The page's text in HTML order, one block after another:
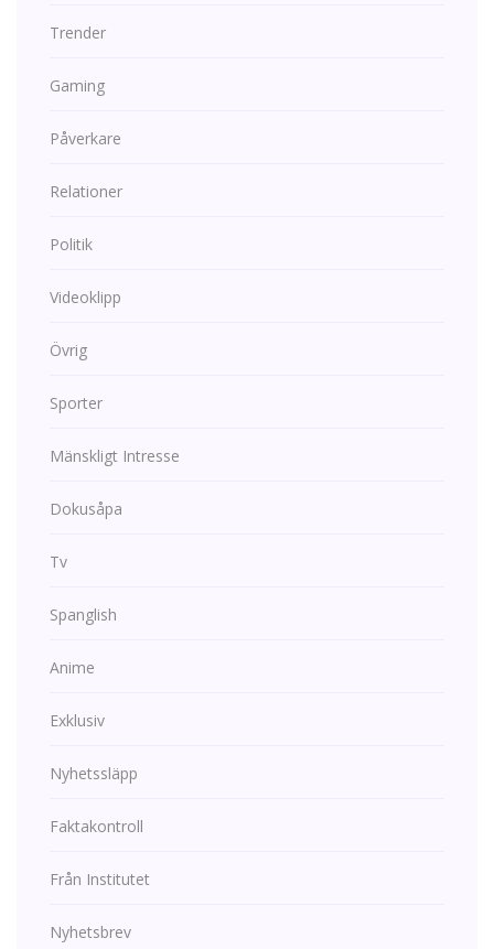
Trender
Gaming
Påverkare
Relationer
Politik
Videoklipp
Övrig
Sporter
Mänskligt Intresse
Dokusåpa
Tv
Spanglish
Anime
Exklusiv
Nyhetssläpp
Faktakontroll
Från Institutet
Nyhetsbrev